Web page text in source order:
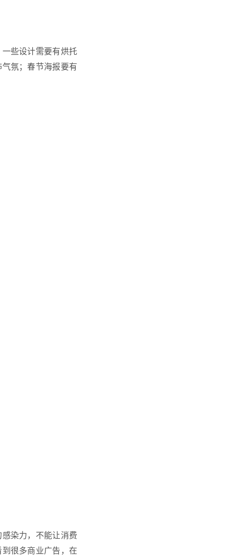
些设计需要有烘托
氛；春节海报要有
染力，不能让消费
很多商业广告，在